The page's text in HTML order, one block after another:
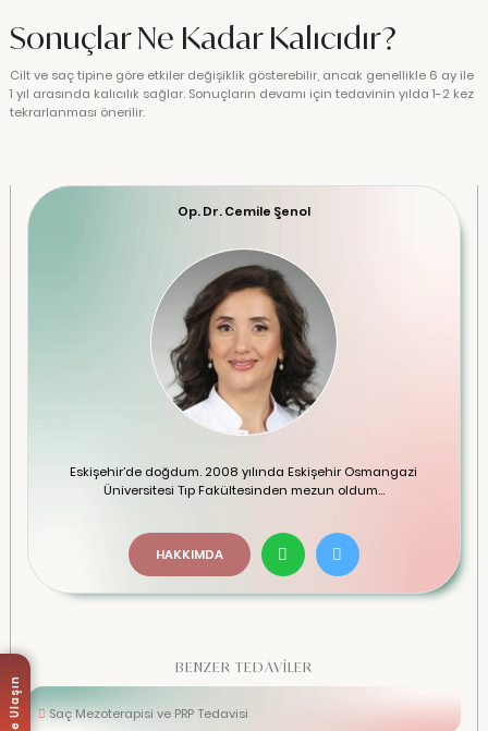
Sonuçlar Ne Kadar Kalıcıdır?
Cilt ve saç tipine göre etkiler değişiklik gösterebilir, ancak genellikle 6 ay ile
1 yıl arasında kalıcılık sağlar. Sonuçların devamı için tedavinin yılda 1-2 kez
tekrarlanması önerilir.
Op. Dr. Cemile Şenol
Eskişehir’de doğdum. 2008 yılında Eskişehir Osmangazi
Üniversitesi Tıp Fakültesinden mezun oldum...
HAKKIMDA
BENZER TEDAVİLER
Saç Mezoterapisi ve PRP Tedavisi
Bize Ulaşın